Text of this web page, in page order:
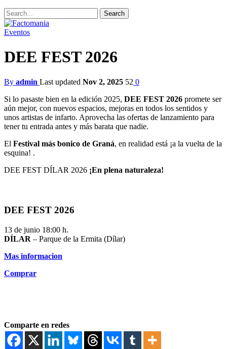
Eventos
DEE FEST 2026
By admin Last updated Nov 2, 2025 52 0
Si lo pasaste bien en la edición 2025, DEE FEST 2026 promete ser
aún mejor, con nuevos espacios, mejoras en todos los sentidos y
unos artistas de infarto. Aprovecha las ofertas de lanzamiento para
tener tu entrada antes y más barata que nadie.
El Festival más bonico de Graná, en realidad está ¡a la vuelta de la
esquina! .
DEE FEST DÍLAR 2026 ¡En plena naturaleza!
DEE FEST 2026
13 de junio 18:00 h.
DÍLAR – Parque de la Ermita (Dílar)
Mas informacion
Comprar
Comparte en redes